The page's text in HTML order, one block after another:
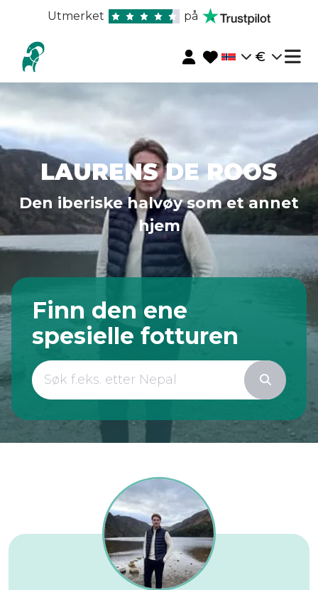
Utmerket på
€
LAURENS DE ROOS
Den iberiske halvøy som et annet
hjem
Finn den ene
spesielle fotturen